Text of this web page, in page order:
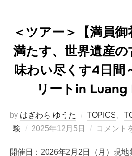
＜ツアー＞【満員
満たす、世界遺産
味わい尽くす4日間
リートin
by はぎわら ゆうた TOPICS
験
投
2025年12月5日 コメント
開催日：2026年2月2日（月）現地